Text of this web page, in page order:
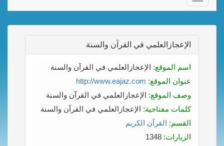
navigation
الإعجازالعلمي في القرآن والسنة
اسم الموقع: الإعجازالعلمي في القرآن والسنة
عنوان الموقع: http://www.eajaz.com
وصف الموقع: الإعجازالعلمي في القرآن والسنة
كلمات مفتاحية: الإعجازالعلمي في القرآن والسنة
القسم: القرآن الكريم
الزيارات: